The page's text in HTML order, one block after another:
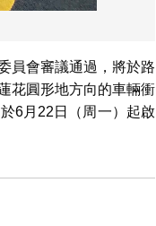
員會審議通過，將於路
花圓形地方向的車輛衝
6月22日（周一）起啟